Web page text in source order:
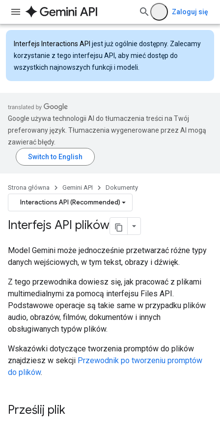
Zaloguj się
Interfejs Interactions API jest już ogólnie dostępny. Zalecamy
korzystanie z tego interfejsu API, aby mieć dostęp do
wszystkich najnowszych funkcji i modeli.
Google używa technologii AI do tłumaczenia treści na Twój
preferowany język. Tłumaczenia wygenerowane przez AI mogą
zawierać błędy.
Strona główna Gemini API Dokumenty
Interactions API (Recommended)
Interfejs API plików
Model Gemini może jednocześnie przetwarzać różne typy
danych wejściowych, w tym tekst, obrazy i dźwięk.
Z tego przewodnika dowiesz się, jak pracować z plikami
multimedialnymi za pomocą interfejsu Files API.
Podstawowe operacje są takie same w przypadku plików
audio, obrazów, filmów, dokumentów i innych
obsługiwanych typów plików.
Wskazówki dotyczące tworzenia promptów do plików
znajdziesz w sekcji Przewodnik po tworzeniu promptów
do plików.
Prześlij plik